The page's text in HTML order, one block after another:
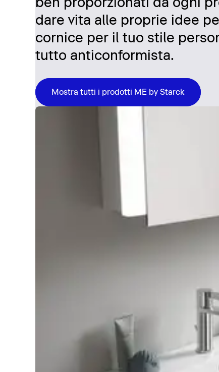
dare vita alle proprie idee
cornice per il tuo stile
tutto anticonformista.
Mostra tutti i prodotti ME by Starck